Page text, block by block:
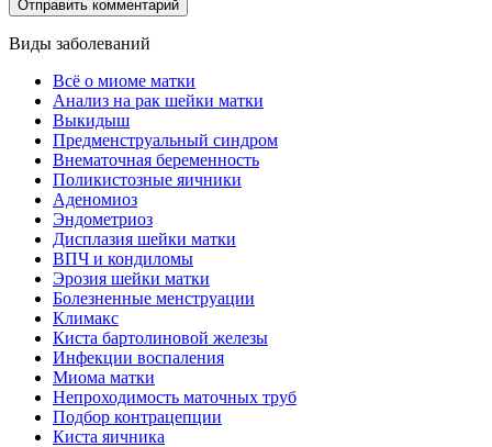
Виды заболеваний
Всё о миоме матки
Анализ на рак шейки матки
Выкидыш
Предменструальный синдром
Внематочная беременность
Поликистозные яичники
Аденомиоз
Эндометриоз
Дисплазия шейки матки
ВПЧ и кондиломы
Эрозия шейки матки
Болезненные менструации
Климакс
Киста бартолиновой железы
Инфекции воспаления
Миома матки
Непроходимость маточных труб
Подбор контрацепции
Киста яичника